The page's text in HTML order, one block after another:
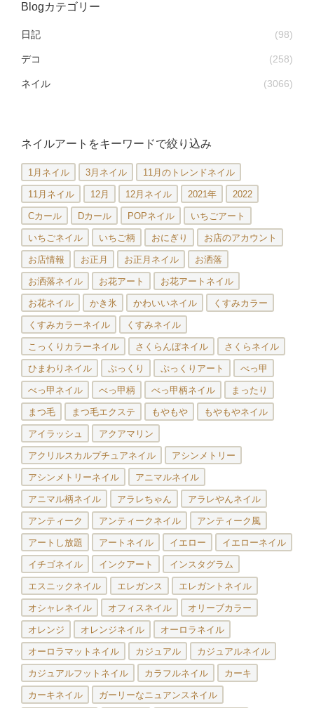
Blogカテゴリー
日記 (98)
デコ (258)
ネイル (3066)
ネイルアートをキーワードで絞り込み
1月ネイル 3月ネイル 11月のトレンドネイル
11月ネイル 12月 12月ネイル 2021年 2022
Cカール Dカール POPネイル いちごアート
いちごネイル いちご柄 おにぎり お店のアカウント
お店情報 お正月 お正月ネイル お洒落
お洒落ネイル お花アート お花アートネイル
お花ネイル かき氷 かわいいネイル くすみカラー
くすみカラーネイル くすみネイル
こっくりカラーネイル さくらんぼネイル さくらネイル
ひまわりネイル ぷっくり ぷっくりアート べっ甲
べっ甲ネイル べっ甲柄 べっ甲柄ネイル まったり
まつ毛 まつ毛エクステ もやもや もやもやネイル
アイラッシュ アクアマリン
アクリルスカルプチュアネイル アシンメトリー
アシンメトリーネイル アニマルネイル
アニマル柄ネイル アラレちゃん アラレやんネイル
アンティーク アンティークネイル アンティーク風
アートし放題 アートネイル イエロー イエローネイル
イチゴネイル インクアート インスタグラム
エスニックネイル エレガンス エレガントネイル
オシャレネイル オフィスネイル オリーブカラー
オレンジ オレンジネイル オーロラネイル
オーロラマットネイル カジュアル カジュアルネイル
カジュアルフットネイル カラフルネイル カーキ
カーキネイル ガーリーなニュアンスネイル